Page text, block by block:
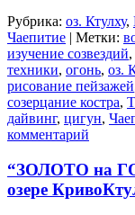
Рубрика: оз. Ктулху,
Чаепитие | Метки:
изучение созвездий,
техники, огонь, оз.
рисование пейзажей
созерцание костра,
дайвинг, цигун,
комментарий
“ЗОЛОТО на
озере